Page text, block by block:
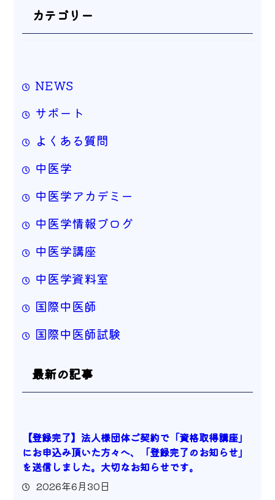
カテゴリー
NEWS
サポート
よくある質問
中医学
中医学アカデミー
中医学情報ブログ
中医学講座
中医学資料室
国際中医師
国際中医師試験
最新の記事
【登録完了】法人様団体ご契約で「資格取得講座」
にお申込み頂いた方々へ、「登録完了のお知らせ」
を送信しました。大切なお知らせです。
2026年6月30日